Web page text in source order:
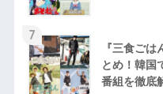
7
『三食ご
とめ！韓国
番組を徹底